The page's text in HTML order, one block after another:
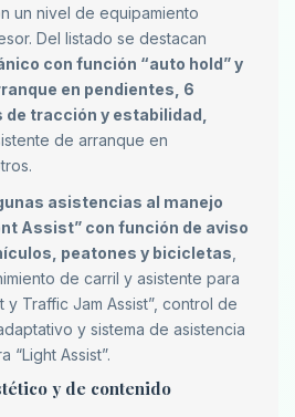
un nivel de equipamiento
Del listado se destacan
con función “auto hold” y
en pendientes, 6
tracción y estabilidad,
de arranque en
asistencias al manejo
Assist” con función de aviso
peatones y bicicletas
de carril y asistente para
y Traffic Jam Assist”, control de
y sistema de asistencia
“Light Assist”.
y de contenido